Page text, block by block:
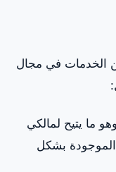
الخدمات في مجال
وهو ما يتيح لمالكي
الموجودة بشكل